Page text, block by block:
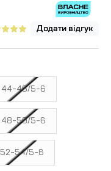
Додати відгук
44-46/5-6
48-50/5-6
52-54/5-6